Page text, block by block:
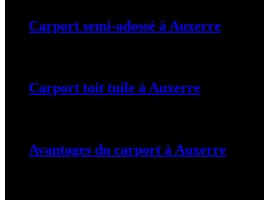
Carport semi-adossé à Auxerre
Carport toit tuile à Auxerre
Avantages du carport à Auxerre